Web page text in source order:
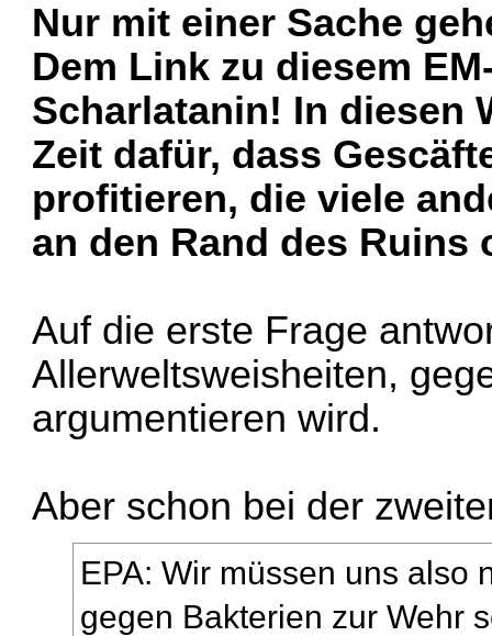
Nur mit einer Sache
Dem Link zu diesem
Scharlatanin! In diesen
Zeit dafür, dass
profitieren, die viele
an den Rand des
Auf die erste Frage
Allerweltsweisheiten,
argumentieren wird.
Aber schon bei der
EPA: Wir müssen uns also
gegen Bakterien zur Wehr